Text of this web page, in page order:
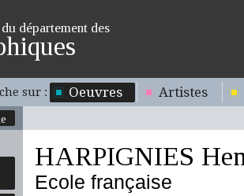
département des
sur : Oeuvres Artistes
HARPIGNIES
Ecole française